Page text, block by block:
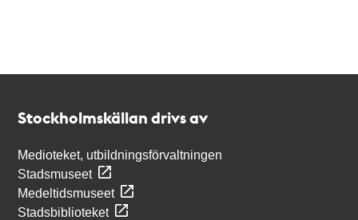
Stockholmskällan drivs av
Medioteket, utbildningsförvaltningen
Stadsmuseet
Medeltidsmuseet
Stadsbiblioteket